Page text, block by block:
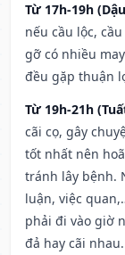
Từ 17h-19h
nếu cầu lộc,
gỡ có nhiều
đều gặp thuận
Từ 19h-21h
cãi cọ, gây
tốt nhất nên
tránh lây bệnh.
luận, việc
phải đi vào giờ
đả hay cãi nhau.